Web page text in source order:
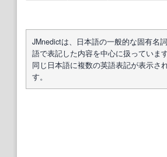
JMnedictは、日本語の一般的な固有名
語で表記した内容を中心に扱っています
同じ日本語に複数の英語表記が表示さ
す。